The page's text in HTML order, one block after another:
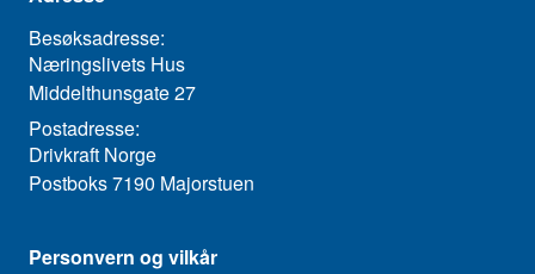
Besøksadresse:
Næringslivets Hus
Middelthunsgate 27
Postadresse:
Drivkraft Norge
Postboks 7190 Majorstuen
Personvern og vilkår